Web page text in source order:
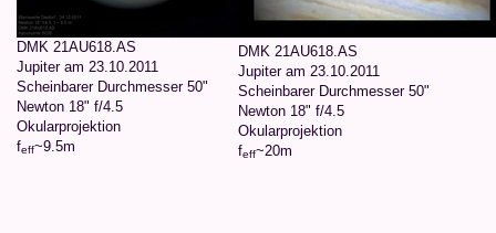
DMK 21AU618.AS
Jupiter am 23.10.2011
Scheinbarer Durchmesser 50"
Newton 18" f/4.5
Okularprojektion
feff~9.5m
DMK 21AU618.AS
Jupiter am 23.10.2011
Scheinbarer Durchmesser 50"
Newton 18" f/4.5
Okularprojektion
feff~20m